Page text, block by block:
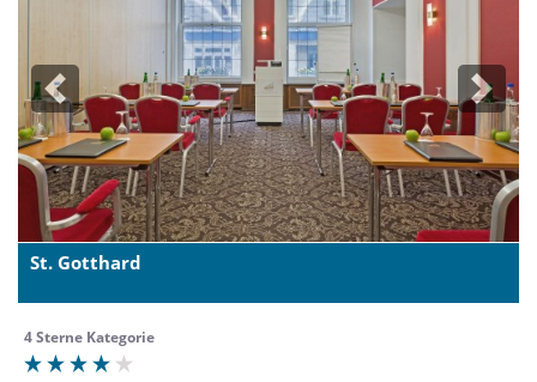
Previous Next
St. Gotthard
4 Sterne Kategorie